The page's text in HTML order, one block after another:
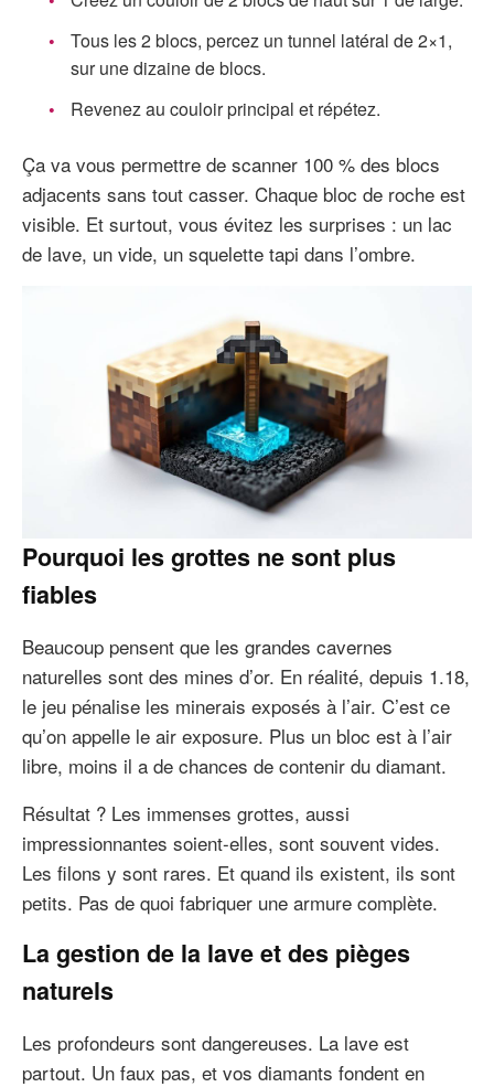
Tous les 2 blocs, percez un tunnel latéral de 2×1,
sur une dizaine de blocs.
Revenez au couloir principal et répétez.
Ça va vous permettre de scanner 100 % des blocs
adjacents sans tout casser. Chaque bloc de roche est
visible. Et surtout, vous évitez les surprises : un lac
de lave, un vide, un squelette tapi dans l’ombre.
Pourquoi les grottes ne sont plus
fiables
Beaucoup pensent que les grandes cavernes
naturelles sont des mines d’or. En réalité, depuis 1.18,
le jeu pénalise les minerais exposés à l’air. C’est ce
qu’on appelle le air exposure. Plus un bloc est à l’air
libre, moins il a de chances de contenir du diamant.
Résultat ? Les immenses grottes, aussi
impressionnantes soient-elles, sont souvent vides.
Les filons y sont rares. Et quand ils existent, ils sont
petits. Pas de quoi fabriquer une armure complète.
La gestion de la lave et des pièges
naturels
Les profondeurs sont dangereuses. La lave est
partout. Un faux pas, et vos diamants fondent en